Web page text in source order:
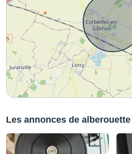
Les annonces de alberouette